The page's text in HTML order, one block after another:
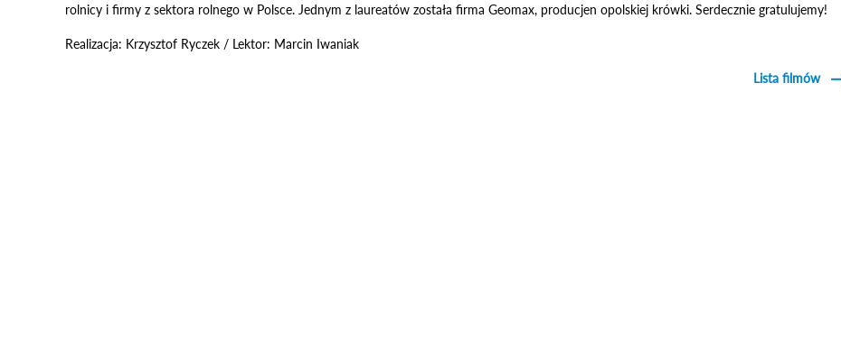
rolnicy i firmy z sektora rolnego w Polsce. Jednym z laureatów została firma Geomax, producjen opolskiej krówki. Serdecznie gratulujemy!
Realizacja: Krzysztof Ryczek / Lektor: Marcin Iwaniak
Lista filmów